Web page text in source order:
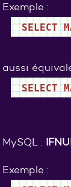
Exemple :
SELECT
aussi
SELECT
MySQL :
Exemple :